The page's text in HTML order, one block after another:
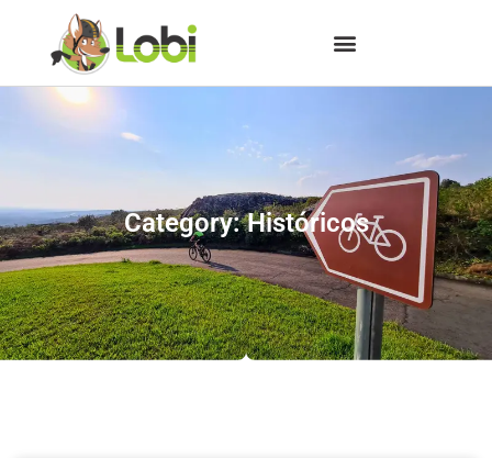
Category: Históricos